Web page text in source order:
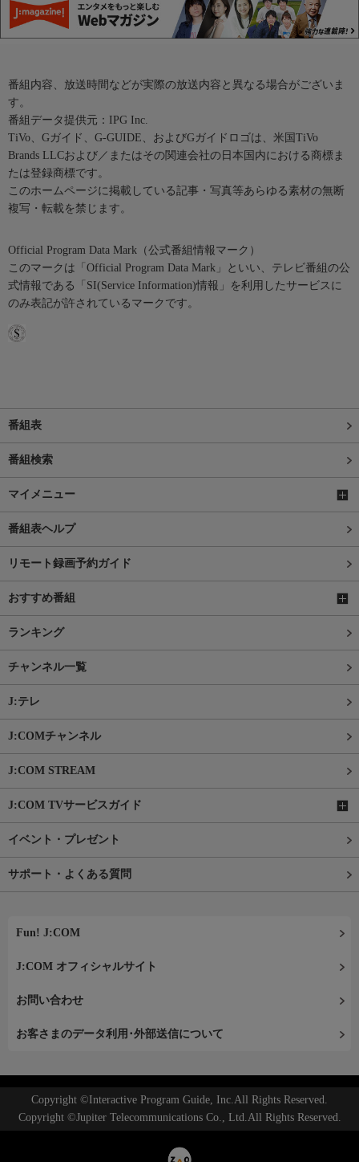
番組内容、放送時間などが実際の放送内容と異なる場合がございま
す。
番組データ提供元：IPG Inc.
TiVo、Gガイド、G-GUIDE、およびGガイドロゴは、米国TiVo
Brands LLCおよび／またはその関連会社の日本国内における商標ま
たは登録商標です。
このホームページに掲載している記事・写真等あらゆる素材の無断
複写・転載を禁じます。
Official Program Data Mark（公式番組情報マーク）
このマークは「Official Program Data Mark」といい、テレビ番組の公
式情報である「SI(Service Information)情報」を利用したサービスに
のみ表記が許されているマークです。
番組表
番組検索
マイメニュー
番組表ヘルプ
リモート録画予約ガイド
おすすめ番組
ランキング
チャンネル一覧
J:テレ
J:COMチャンネル
J:COM STREAM
J:COM TVサービスガイド
イベント・プレゼント
サポート・よくある質問
Fun! J:COM
J:COM オフィシャルサイト
お問い合わせ
お客さまのデータ利用･外部送信について
Copyright ©Interactive Program Guide, Inc.All Rights Reserved.
Copyright ©Jupiter Telecommunications Co., Ltd.All Rights Reserved.